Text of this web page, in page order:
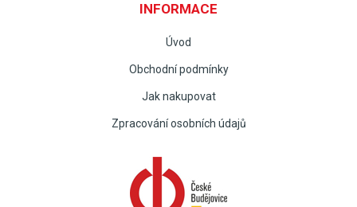
INFORMACE
Úvod
Obchodní podmínky
Jak nakupovat
Zpracování osobních údajů